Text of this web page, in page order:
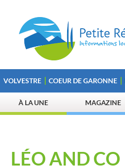
VOLVESTRE COEUR DE GARONNE
À LA UNE MAGAZINE
LÉO AND CO